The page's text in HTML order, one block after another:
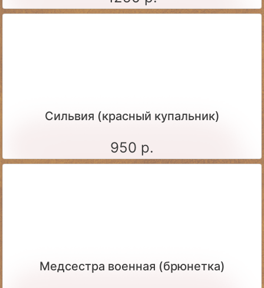
Сильвия (красный купальник)
950 р.
Медсестра военная (брюнетка)